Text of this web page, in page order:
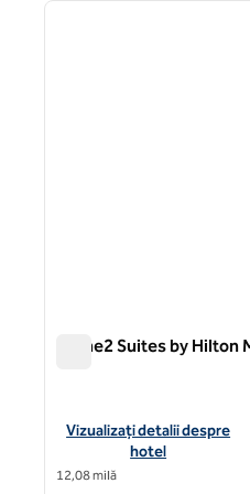
1 din 12
Home2 Suites by
Vizualizați detaliile
Vizualizați detalii despre
hotel
12,08 milă